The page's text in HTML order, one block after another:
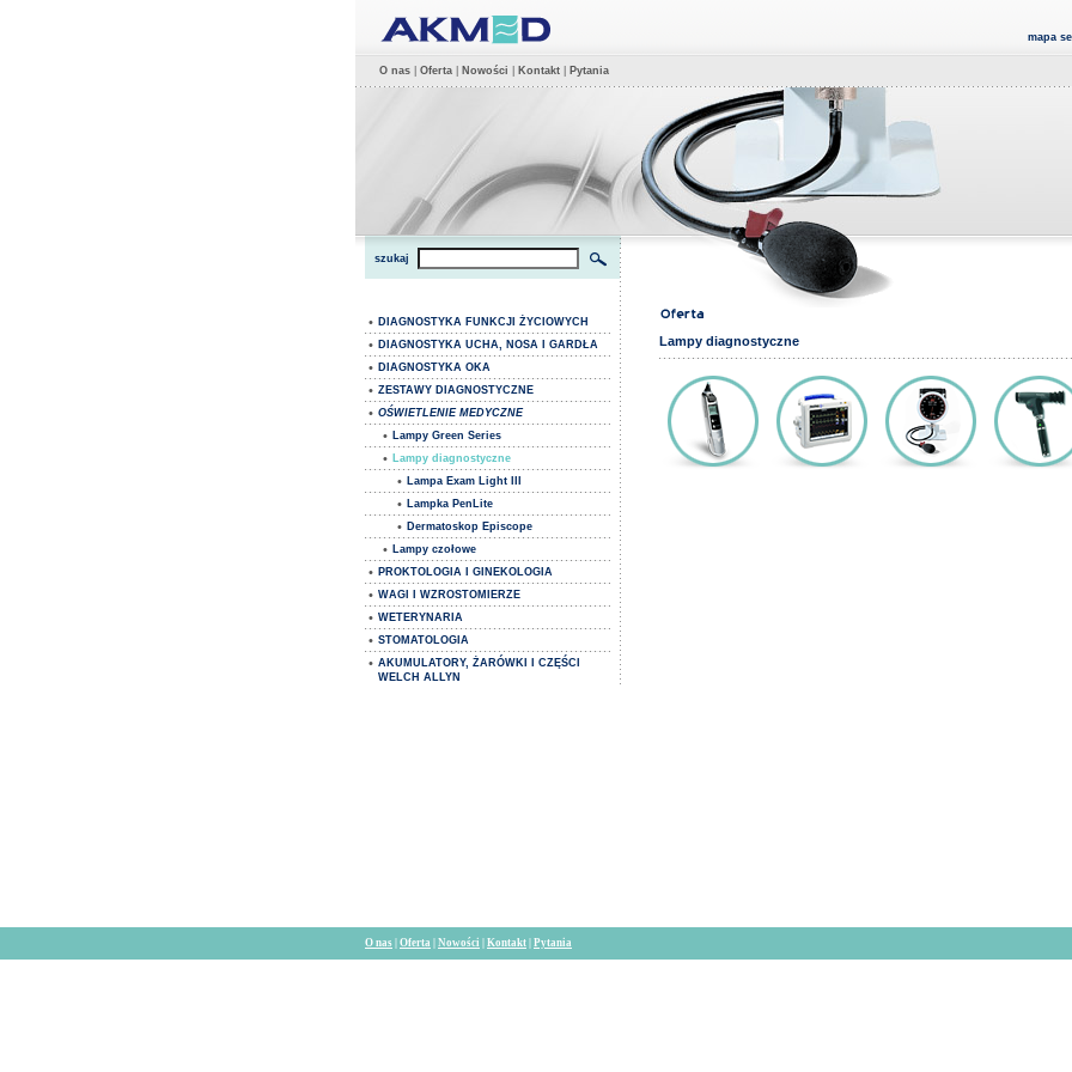
mapa
O nas Oferta Nowości Kontakt Pytania
szukaj
• DIAGNOSTYKA FUNKCJI ŻYCIOWYCH
• DIAGNOSTYKA UCHA, NOSA I GARDŁA
• DIAGNOSTYKA OKA
• ZESTAWY DIAGNOSTYCZNE
• OŚWIETLENIE MEDYCZNE
• Lampy Green Series
• Lampy diagnostyczne
• Lampa Exam Light III
• Lampka PenLite
• Dermatoskop Episcope
• Lampy czołowe
• PROKTOLOGIA I GINEKOLOGIA
• WAGI I WZROSTOMIERZE
• WETERYNARIA
• STOMATOLOGIA
• AKUMULATORY, ŻARÓWKI I CZĘŚCI
WELCH ALLYN
Lampy diagnostyczne
O nas Oferta Nowości Kontakt Pytania